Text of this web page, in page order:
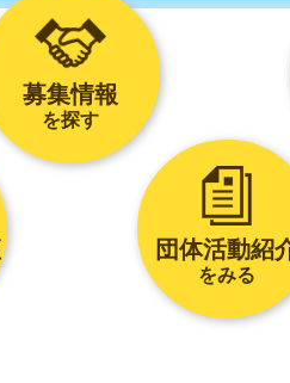
募集情報
を探す
団体活動紹
をみる